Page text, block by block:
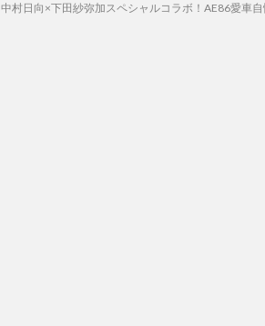
中村日向×下田紗弥加スペシャルコラボ！AE86愛車